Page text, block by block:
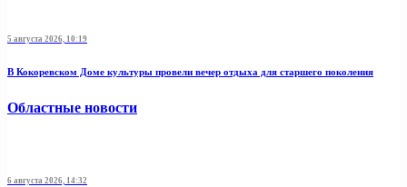
5 августа 2026, 10:19
В Кокоревском Доме культуры провели вечер отдыха для старшего поколения
Областные новости
6 августа 2026, 14:32